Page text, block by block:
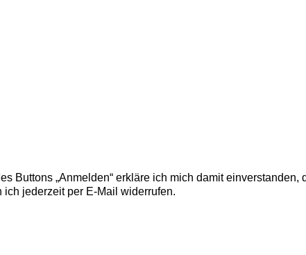
Buttons „Anmelden“ erkläre ich mich damit
jederzeit per E-Mail widerrufen.